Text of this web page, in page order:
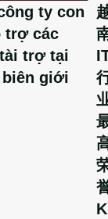
ty con
trợ các
trợ tại
biên giới